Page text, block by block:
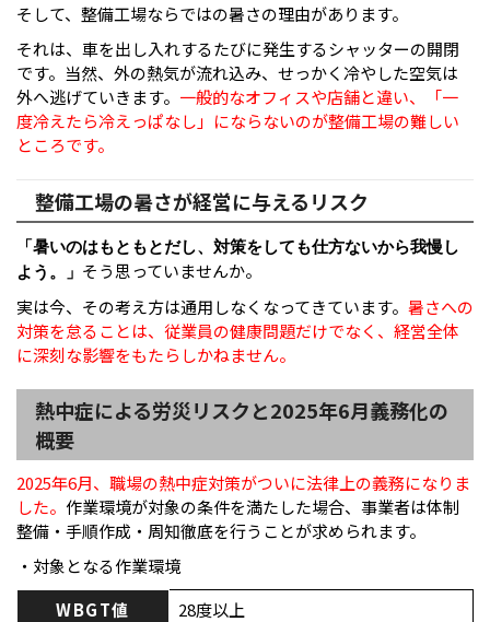
そして、整備工場ならではの暑さの理由があります。
それは、車を出し入れするたびに発生するシャッターの開閉
です。当然、外の熱気が流れ込み、せっかく冷やした空気は
外へ逃げていきます。 一般的なオフィスや店舗と違い、「一
度冷えたら冷えっぱなし」にならないのが整備工場の難しい
ところです。
整備工場の暑さが経営に与えるリスク
「暑いのはもともとだし、対策をしても仕方ないから我慢し
よう。」 そう思っていませんか。
実は今、その考え方は通用しなくなってきています。 暑さへの
対策を怠ることは、従業員の健康問題だけでなく、経営全体
に深刻な影響をもたらしかねません。
熱中症による労災リスクと2025年6月義務化の
概要
2025年6月、職場の熱中症対策がついに法律上の義務になりま
した。 作業環境が対象の条件を満たした場合、事業者は体制
整備・手順作成・周知徹底を行うことが求められます。
・対象となる作業環境
WBGT値
28度以上